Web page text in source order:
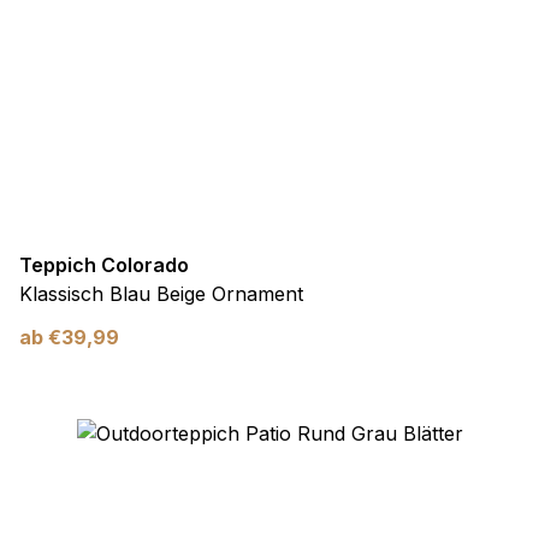
Teppich Colorado
Klassisch Blau Beige Ornament
ab €39,99